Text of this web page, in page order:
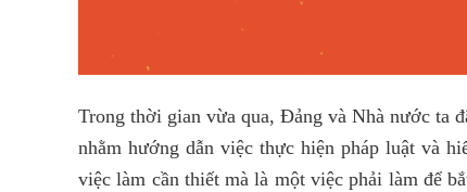
Trong thời gian vừa qua, Đảng và Nhà nước ta
nhằm hướng dẫn việc thực hiện pháp luật và
việc làm cần thiết mà là một việc phải làm để